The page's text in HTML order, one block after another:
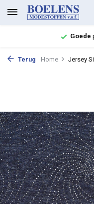
Goede
Terug Home Jersey